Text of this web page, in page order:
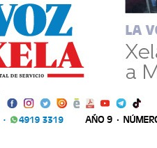
Escritura Noveno
TURÍSTICA EN
Civil (PNC) se incorporan a